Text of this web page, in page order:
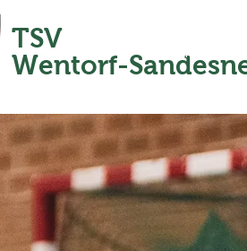
TSV
Wentorf-
Home